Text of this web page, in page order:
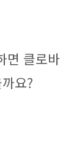
면 클로바
요?